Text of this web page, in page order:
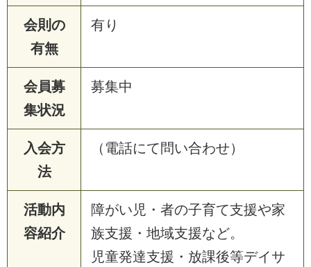
会則の
有無
有り
会員募
集状況
募集中
入会方
法
（電話にて問い合わせ）
活動内
容紹介
障がい児・者の子育て支援や家
族支援・地域支援など。
児童発達支援・放課後等デイサ